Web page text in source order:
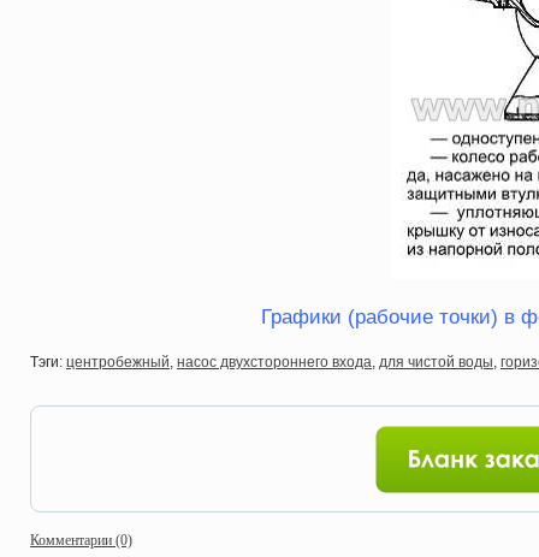
Графики (рабочие точки) в
Тэги: центробежный, насос двухстороннего входа, для чистой воды,
Комментарии (0)